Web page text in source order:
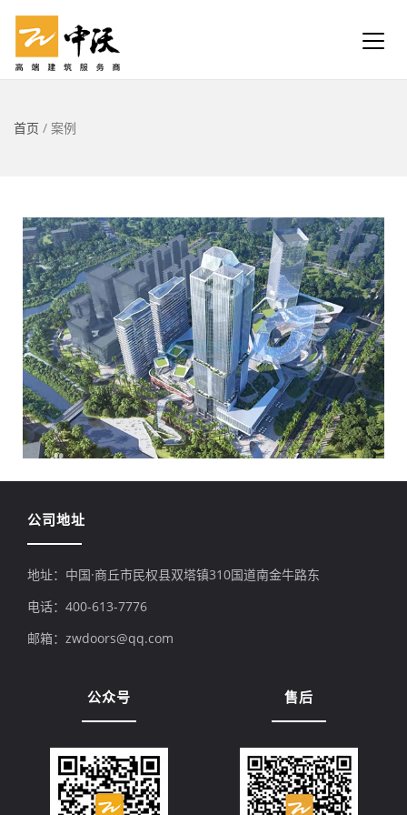
首页 / 案例
公司地址
地址：中国·商丘市民权县双塔镇310国道南金牛路东
电话：400-613-7776
邮箱：zwdoors@qq.com
公众号 售后